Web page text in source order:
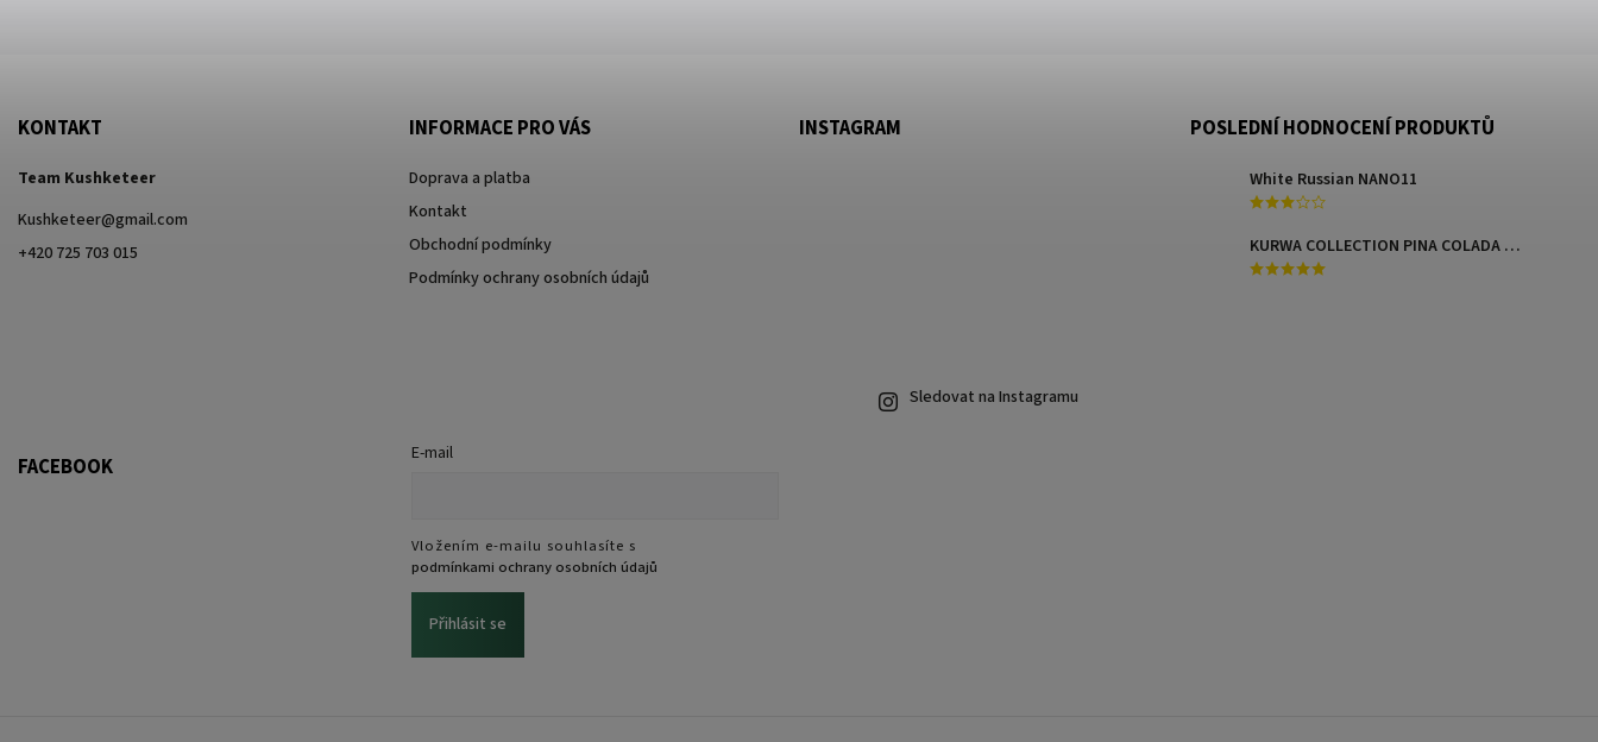
KONTAKT
Team Kushketeer
Kushketeer@gmail.com
+420 725 703 015
INFORMACE PRO VÁS
Doprava a platba
Kontakt
Obchodní podmínky
Podmínky ochrany osobních údajů
INSTAGRAM
Sledovat na Instagramu
POSLEDNÍ HODNOCENÍ PRODUKTŮ
White Russian NANO11
KURWA COLLECTION PINA COLADA MANGO
FACEBOOK
E-mail
Vložením e-mailu souhlasíte s
podmínkami ochrany osobních údajů
Přihlásit se